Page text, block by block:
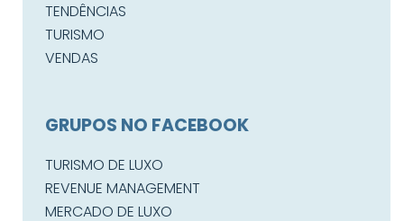
TENDÊNCIAS
TURISMO
VENDAS
GRUPOS NO FACEBOOK
TURISMO DE LUXO
REVENUE MANAGEMENT
MERCADO DE LUXO